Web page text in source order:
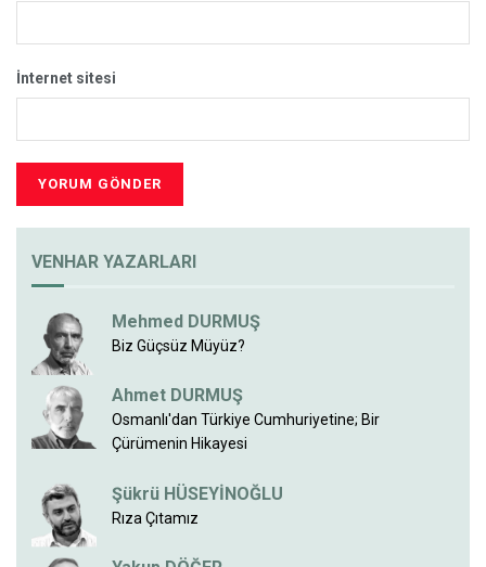
İnternet sitesi
VENHAR YAZARLARI
Mehmed DURMUŞ
Biz Güçsüz Müyüz?
Ahmet DURMUŞ
Osmanlı'dan Türkiye Cumhuriyetine; Bir
Çürümenin Hikayesi
Şükrü HÜSEYİNOĞLU
Rıza Çıtamız